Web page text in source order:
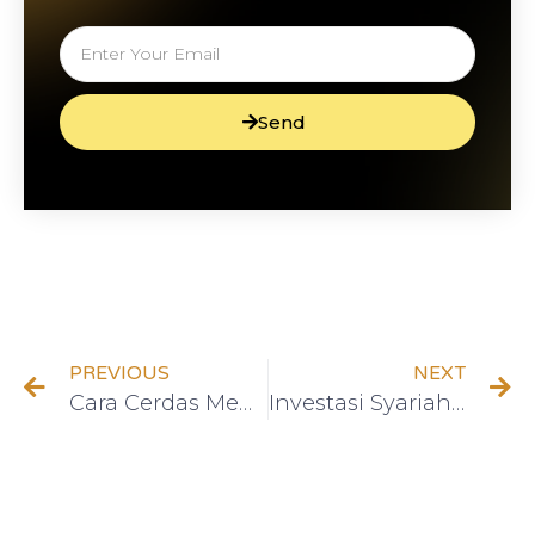
Send
PREVIOUS
Cara Cerdas Mengelola Keuangan Pribadi dengan Investasi Syariah
NEXT
Investasi Syariah untuk Anak Muda: Menyiapkan Masa Depan yang Cerah